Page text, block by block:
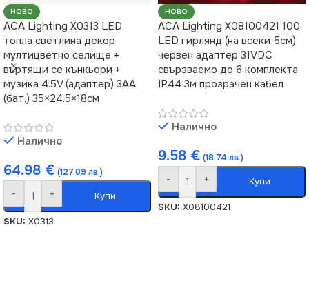
НОВО
ACA Lighting X0313 LED
топла светлина декор
мултицветно селище +
въртящи се кънкьори +
музика 4.5V (адаптер) 3AA
(бат.) 35×24.5×18см
Налично
64.98 € (127.09 лв.)
- + Купи
SKU: X0313
НОВО
ACA Lighting X08100421 100
LED гирлянд (на всеки 5см)
червен адаптер 31VDC
свързваемо до 6 комплекта
IP44 3м прозрачен кабел
Налично
9.58 € (18.74 лв.)
- + Купи
SKU: X08100421